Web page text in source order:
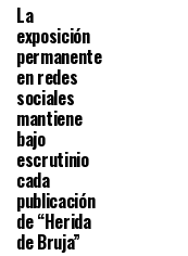
La
exposición
permanente
en redes
sociales
mantiene
bajo
escrutinio
cada
publicación
de “Herida
de Bruja”